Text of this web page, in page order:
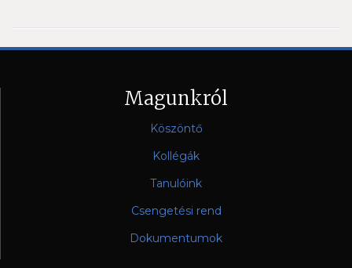
Magunkról
Köszöntő
Kollégák
Tanulóink
Csengetési rend
Dokumentumok